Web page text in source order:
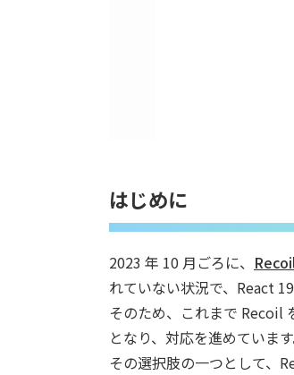
はじめに
2023 年 10 月ごろに、
れていない状況で、React
そのため、これまで Recoil
となり、対応を進めています
その選択肢の一つとして、